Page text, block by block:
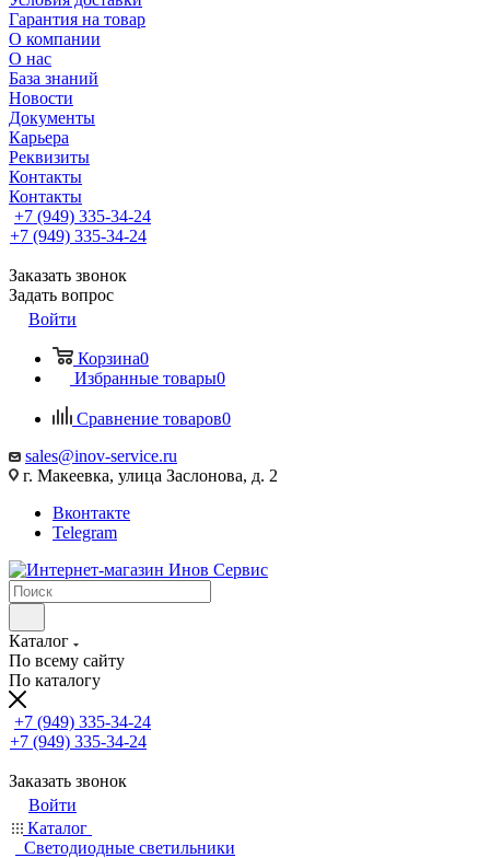
Гарантия на товар
О компании
О нас
База знаний
Новости
Документы
Карьера
Реквизиты
Контакты
Контакты
+7 (949) 335-34-24
+7 (949) 335-34-24
Заказать звонок
Задать вопрос
Войти
Корзина0
Избранные товары0
Сравнение товаров0
sales@inov-service.ru
г. Макеевка, улица Заслонова, д. 2
Вконтакте
Telegram
Каталог
По всему сайту
По каталогу
+7 (949) 335-34-24
+7 (949) 335-34-24
Заказать звонок
Войти
Каталог
Светодиодные светильники